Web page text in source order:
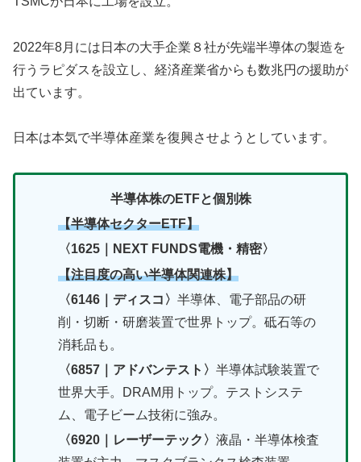
2022年8月には日本の大手企業８社が先端半導体の製造を
行うラピダスを設立し、経済産業省からも数兆円の援助が
出ています。
日本は本気で半導体産業を復興させようとしています。
半導体株のETFと個別株
【半導体セクターETF】
〈1625｜NEXT FUNDS電機・精密〉
【注目度の高い半導体関連株】
〈6146｜ディスコ〉半導体、電子部品の研
削・切断・研磨装置で世界トップ。砥石等の
消耗品も。
〈6857｜アドバンテスト〉半導体試験装置で
世界大手。DRAM用トップ。テストシステ
ム、電子ビーム技術に強み。
〈6920｜レーザーテック〉液晶・半導体検査